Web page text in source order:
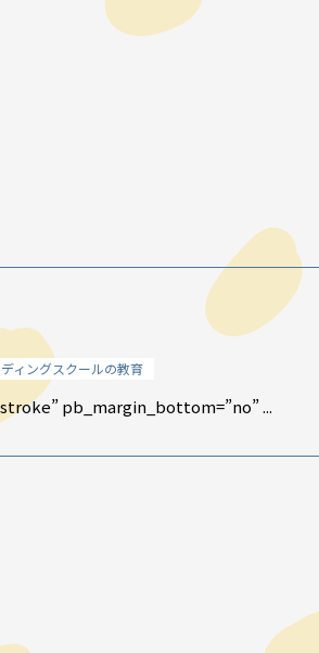
ッフブログ
通信
channel
情報
ィングスクールの教育
pb_margin_bottom=”no” ...